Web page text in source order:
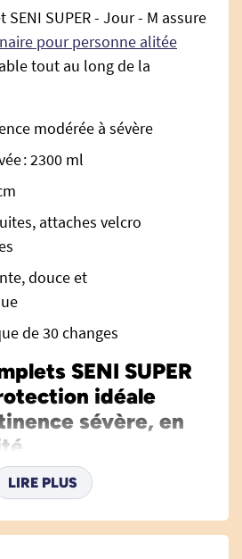
SUPER - Jour - M assure
pour personne alitée
tout au long de la
modérée à sévère
: 2300 ml
attaches velcro
douce et
de 30 changes
SENI SUPER
idéale
sévère, en
SENI SUPER - Jour
optimale aux besoins
souffrant
LIRE PLUS